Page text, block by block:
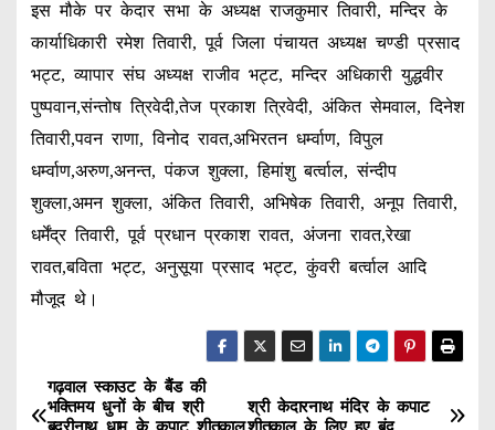
इस मौके पर केदार सभा के अध्यक्ष राजकुमार तिवारी, मन्दिर के
कार्याधिकारी रमेश तिवारी, पूर्व जिला पंचायत अध्यक्ष चण्डी प्रसाद
भट्ट, व्यापार संघ अध्यक्ष राजीव भट्ट, मन्दिर अधिकारी युद्धवीर
पुष्पवान,संन्तोष त्रिवेदी,तेज प्रकाश त्रिवेदी, अंकित सेमवाल, दिनेश
तिवारी,पवन राणा, विनोद रावत,अभिरतन धर्म्वाण, विपुल
धर्म्वाण,अरुण,अनन्त, पंकज शुक्ला, हिमांशु बर्त्वाल, संन्दीप
शुक्ला,अमन शुक्ला, अंकित तिवारी, अभिषेक तिवारी, अनूप तिवारी,
धर्मेंद्र तिवारी, पूर्व प्रधान प्रकाश रावत, अंजना रावत,रेखा
रावत,बविता भट्ट, अनुसूया प्रसाद भट्ट, कुंवरी बर्त्वाल आदि
मौजूद थे।
P
श्री केदारनाथ मंदिर के कपाट
शीतकाल के लिए हुए बंद
गढ़वाल स्काउट के बैंड की
भक्तिमय धुनों के बीच श्री
बदरीनाथ धाम के कपाट शीतकाल